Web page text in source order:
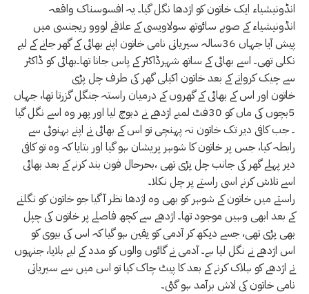
انڈونیشیاء ایک خاتون کو اژدھا نگل گیا۔ یہ افسوسناک واقعہ
انڈونیشیاء کے صوبے سائوتھ سولاویسی کے علاقے لووو ریجنسی میں
پیش آیا جہاں 36سالہ سیریاتی نامی خاتون اپنے بھائی کے گھر جانے کے لیے
نکلی تھی۔ اسے بھائی کے ساتھ شہرڈاکٹر کے پاس جانا تھا۔بھائی کو ڈاکٹر
سے چیک کروانے کے بعد خاتون اکیلی گھر کی طرف چل پڑی
خاتون اور اس کے بھائی کے گھروں کے درمیان راستہ جنگل گزرتا تھا، جہاں
5بچوں کی ماں کو 30فٹ لمبے اژدھے نے دبوچ لیا اور پھر وہ اسے نگل گیا
۔ جب کافی دیر تک خاتون نہ پہنچی تو اس کے بھائی نے اپنے بہنوئی سے
رابطہ کیا، جس پر خاتون کا شوہر پریشان ہو گیا اور بتایا کہ وہ تو کافی
دیر پہلے گھر کی جانب چل پڑی تھی ،بحرحال فون بند کرنے کے بعد بھائی
اسے تلاش کرنے اسی راستے پر چل نکلا۔
راستے میں خاتون کے شوہر کو بھی وہ اژدھا نظر آ گیا جو خاتون کو نگلنے
کے بعد ابھی وہیں موجود تھا۔ اژدھے سے کچھ فاصلے پر خاتون کی چپل
بھی پڑی تھی، جسے دیکھ کر آدمی کو یقین ہو گیا کہ اس کی بیوی کو
اس اژدھے نے نگل لیا ہے۔ آدمی نے گائوں والوں کو مدد کے لیے بلایا، جنہوں
نے اژدھے کو ہلاک کرنے کے بعد کا پیٹ چاک کیا تو اس میں سے سیریاتی
نامی خاتون کی لاش برآمد ہو گئی۔